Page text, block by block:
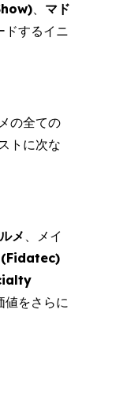
)、 マド
ドするイニ
の全ての
トに次な
メ 、メイ
Fidatec)
値をさらに